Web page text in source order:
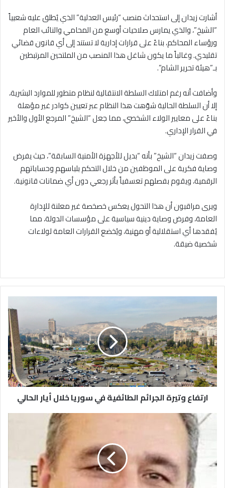
أشارت زيدان إلى استحداث منصب “رئيس العدلية” الذي يُطلق عليه شعبياً
“الشيخ”، والذي يمارس صلاحيات أوسع من المحامي والنائب العام
ورؤساء المحاكم، بناءً على قرارات إدارية لا تستند إلى أي قانون قضائي
تقليدي. وغالباً ما يكون شاغل هذا المنصب من الملتحين المرتبطين
بـ”هيئة تحرير الشام”.
وأضافت أنه رغم امتلاك السلطة الانتقالية لنظام متطور للموارد البشرية،
إلا أن السلطة الحالية شوّهت هذا النظام عبر تعيين كوادر غير مؤهلة
بناءً على معايير الولاء الشخصي، مما جعل “الشيخ” المرجع الأول والأخير
في القرار الإداري.
وصفت زيدان “الشيخ” بأنه “بديل للأجهزة الأمنية السابقة”، حيث يفرض
وصاية فكرية على الموظفين من خلال التحكم بلباسهم وحساباتهم
الرقمية، ويقوم بفصلهم تعسفياً بأثر رجعي دون أي ضمانات قانونية.
ويرى مراقبون أن هذا التحول يعكس خصخصة غير معلنة للإدارة
العامة، وفرض وصاية دينية سياسية على مؤسسات الدولة، مما
يُفقدها أي استقلالية أو مهنية، ويُخضع القرارات العامة لولاءات
شخصية ضيقة.
الجرائم
الطائفية
في
سوريا
خلال
أيار
الحالي
ارتفاع وتيرة الجرائم الطائفية في سوريا خلال أيار الحالي
القضية
الكوردية
الاختلاف
ووحدة
الهدف